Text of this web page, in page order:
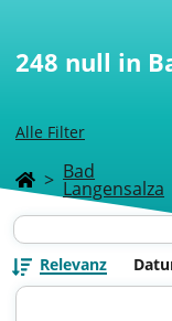
Alle Filter
248 null in
> Bad
Langensalza
Relevanz